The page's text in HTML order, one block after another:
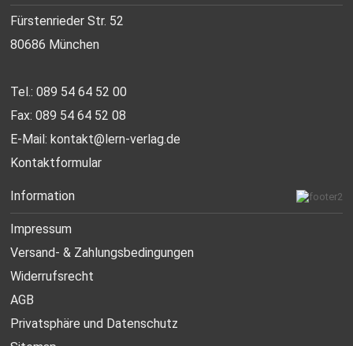
Fürstenrieder Str. 52
80686 München
Tel.: 089 54 64 52 00
Fax: 089 54 64 52 08
E-Mail:kontakt@lern-verlag.de
Kontaktformular
Information
Impressum
Versand- & Zahlungsbedingungen
Widerrufsrecht
AGB
Privatsphäre und Datenschutz